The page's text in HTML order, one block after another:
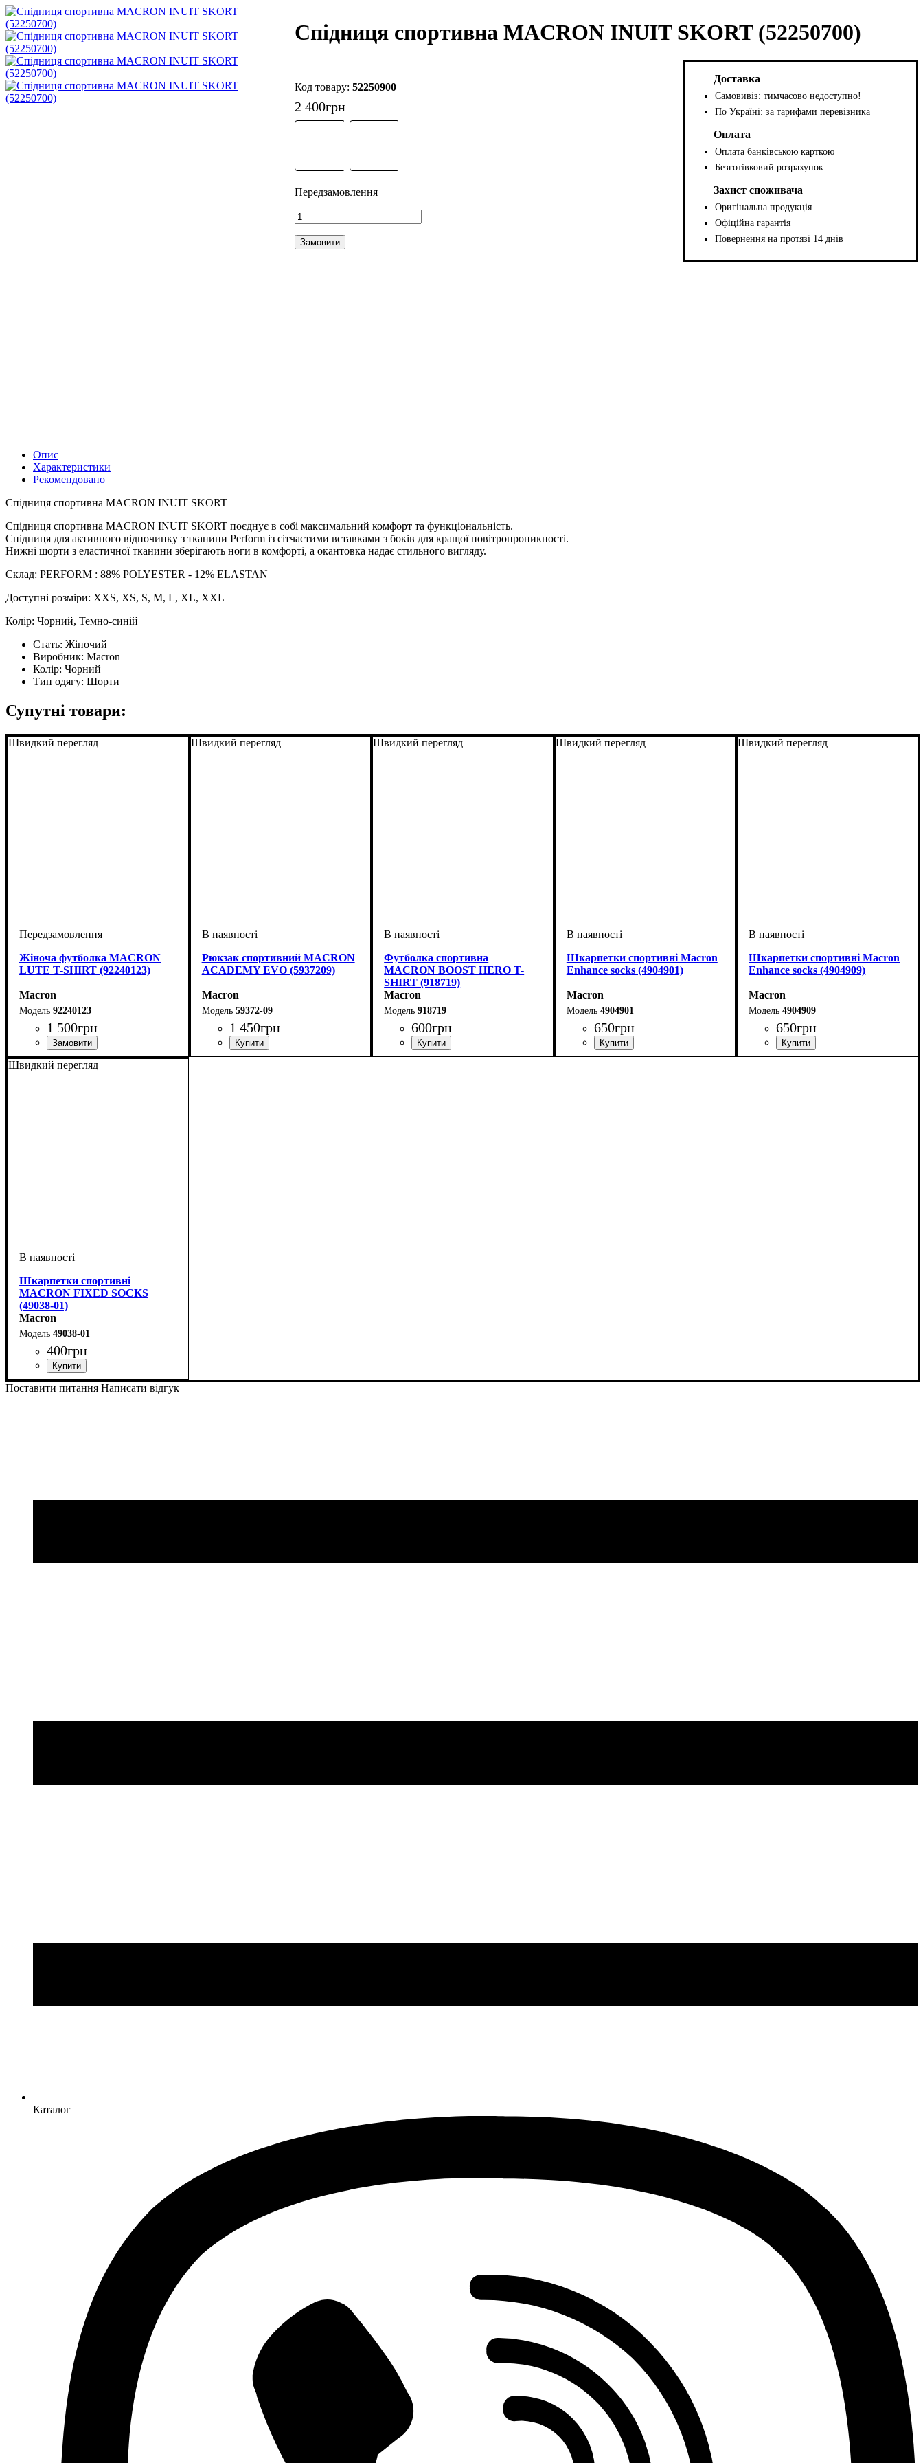
Спідниця спортивна MACRON INUIT SKORT (52250700)
52250900
2 400грн
Замовити
Доставка
Самовивіз: тимчасово недоступно!
По Україні: за тарифами перевізника
Оплата
Оплата банківською карткою
Безготівковий розрахунок
Захист споживача
Оригінальна продукція
Офіційна гарантія
Повернення на протязі 14 днів
Опис
Характеристики
Рекомендовано
Спідниця спортивна MACRON INUIT SKORT
Спідниця спортивна MACRON INUIT SKORT поєднує в собі максимальний комфорт та функціональність.
Спідниця для активного відпочинку з тканини Perform із сітчастими вставками з боків для кращої повітропроникності.
Нижні шорти з еластичної тканини зберігають ноги в комфорті, а окантовка надає стильного вигляду.
Склад: PERFORM : 88% POLYESTER - 12% ELASTAN
Доступні розміри: XXS, XS, S, M, L, XL, XXL
Колір: Чорний, Темно-синій
Стать: Жіночий
Виробник: Macron
Колір: Чорний
Тип одягу: Шорти
Супутні товари:
Швидкий перегляд
Жіноча футболка MACRON
LUTE T-SHIRT (92240123)
Macron
92240123
1 500грн
Стать: Жіночий
Виробник: Macron
Колір: Білий
Швидкий перегляд
Рюкзак спортивний MACRON
ACADEMY EVO (5937209)
Macron
59372-09
1 450грн
Стать: Унісекс, Дитяче
Виробник: Macron
Колір: Чорний
Швидкий перегляд
Футболка спортивна
MACRON BOOST HERO T-
SHIRT (918719)
Macron
918719
600грн
Стать: Дитяче, Унісекс, Чоловічий
Виробник: Macron
Колір: Сірий
Швидкий перегляд
Шкарпетки спортивні Macron
Enhance socks (4904901)
Macron
4904901
650грн
Колір: Білий
Швидкий перегляд
Шкарпетки спортивні Macron
Enhance socks (4904909)
Macron
4904909
650грн
Колір: Чорний
Швидкий перегляд
Шкарпетки спортивні
MACRON FIXED SOCKS
(49038-01)
Macron
49038-01
400грн
Стать: Унісекс
Виробник: Macron
Колір: Білий
Поставити питання Написати відгук
Каталог